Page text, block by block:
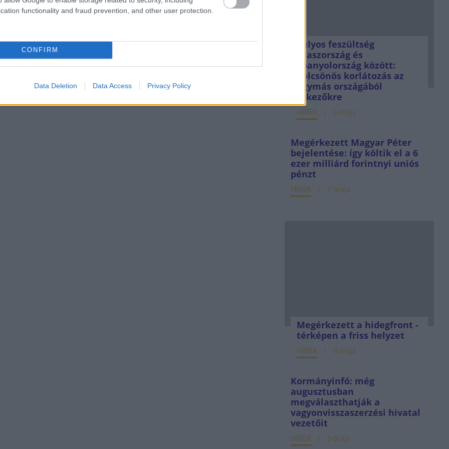
functionality and fraud prevention, and other user protection.
CONFIRM
Data Deletion Data Access Privacy Policy
Súlyos feszültség
Olaszország és
Spanyolország között:
kölcsönös korlátozás az
egymás országából
érkezőkre
HÍREK 6 órája
Megérkezett Magyar Péter
bejelentése: így költik el a 6
ezer milliárd forintnyi uniós
pénzt
HÍREK 7 órája
Megérkezett a hidegfront -
térképen a friss helyzet
HÍREK 9 órája
Kormányinfó: még
augusztusban
megválaszthatják a
vagyonvisszaszerzési hivatal
vezetőit
HÍREK 9 órája